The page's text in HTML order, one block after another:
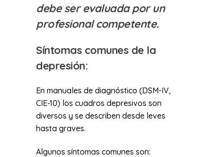
debe ser evaluada por un
profesional competente.
Síntomas comunes de la
depresión:
En manuales de diagnóstico (DSM-IV,
CIE-10) los cuadros depresivos son
diversos y se describen desde leves
hasta graves.
Algunos síntomas comunes son: